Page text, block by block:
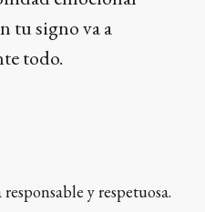
tu signo va a
todo.
y respetuosa.